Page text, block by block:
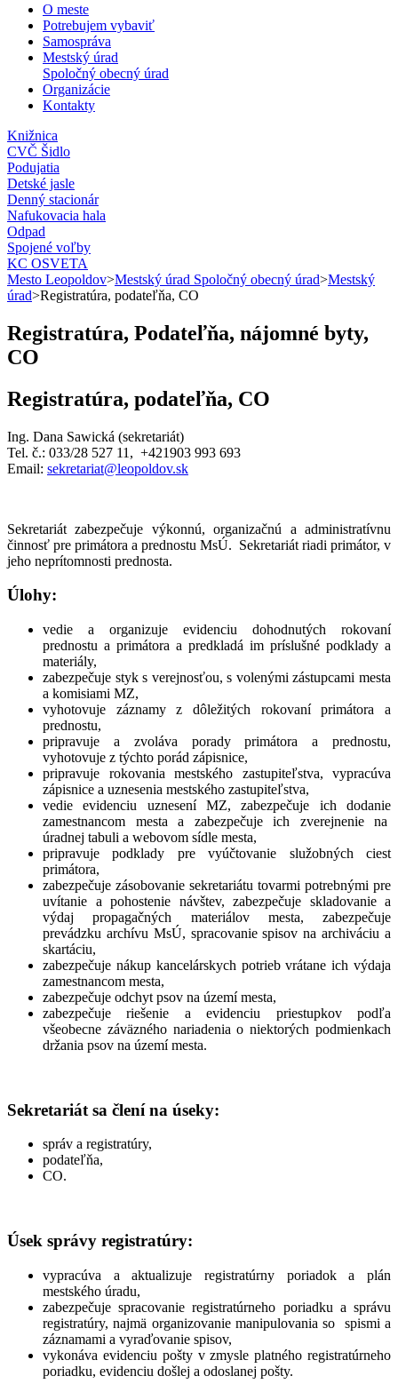
O meste
Potrebujem vybaviť
Samospráva
Mestský úrad
Spoločný obecný úrad
Organizácie
Kontakty
Knižnica
CVČ Šidlo
Podujatia
Detské jasle
Denný stacionár
Nafukovacia hala
Odpad
Spojené voľby
KC OSVETA
Mesto Leopoldov>Mestský úrad Spoločný obecný úrad>Mestský
úrad>Registratúra, podateľňa, CO
Registratúra, Podateľňa, nájomné byty,
CO
Registratúra, podateľňa, CO
Ing. Dana Sawická (sekretariát)
Tel. č.: 033/28 527 11, +421903 993 693
Email: sekretariat@leopoldov.sk
Sekretariát zabezpečuje výkonnú, organizačnú a administratívnu
činnosť pre primátora a prednostu MsÚ. Sekretariát riadi primátor, v
jeho neprítomnosti prednosta.
Úlohy:
vedie a organizuje evidenciu dohodnutých rokovaní
prednostu a primátora a predkladá im príslušné podklady a
materiály,
zabezpečuje styk s verejnosťou, s volenými zástupcami mesta
a komisiami MZ,
vyhotovuje záznamy z dôležitých rokovaní primátora a
prednostu,
pripravuje a zvoláva porady primátora a prednostu,
vyhotovuje z týchto porád zápisnice,
pripravuje rokovania mestského zastupiteľstva, vypracúva
zápisnice a uznesenia mestského zastupiteľstva,
vedie evidenciu uznesení MZ, zabezpečuje ich dodanie
zamestnancom mesta a zabezpečuje ich zverejnenie na
úradnej tabuli a webovom sídle mesta,
pripravuje podklady pre vyúčtovanie služobných ciest
primátora,
zabezpečuje zásobovanie sekretariátu tovarmi potrebnými pre
uvítanie a pohostenie návštev, zabezpečuje skladovanie a
výdaj propagačných materiálov mesta, zabezpečuje
prevádzku archívu MsÚ, spracovanie spisov na archiváciu a
skartáciu,
zabezpečuje nákup kancelárskych potrieb vrátane ich výdaja
zamestnancom mesta,
zabezpečuje odchyt psov na území mesta,
zabezpečuje riešenie a evidenciu priestupkov podľa
všeobecne záväzného nariadenia o niektorých podmienkach
držania psov na území mesta.
Sekretariát sa člení na úseky:
správ a registratúry,
podateľňa,
CO.
Úsek správy registratúry:
vypracúva a aktualizuje registratúrny poriadok a plán
mestského úradu,
zabezpečuje spracovanie registratúrneho poriadku a správu
registratúry, najmä organizovanie manipulovania so spismi a
záznamami a vyraďovanie spisov,
vykonáva evidenciu pošty v zmysle platného registratúrneho
poriadku, evidenciu došlej a odoslanej pošty.